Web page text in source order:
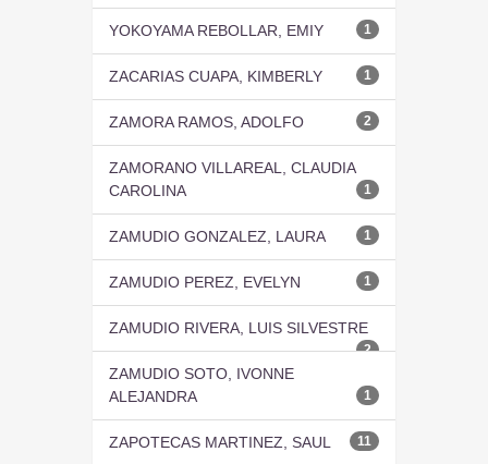
YOKOYAMA REBOLLAR, EMIY 1
ZACARIAS CUAPA, KIMBERLY 1
ZAMORA RAMOS, ADOLFO 2
ZAMORANO VILLAREAL, CLAUDIA
CAROLINA
1
ZAMUDIO GONZALEZ, LAURA 1
ZAMUDIO PEREZ, EVELYN 1
ZAMUDIO RIVERA, LUIS SILVESTRE
2
ZAMUDIO SOTO, IVONNE
ALEJANDRA
1
ZAPOTECAS MARTINEZ, SAUL 11